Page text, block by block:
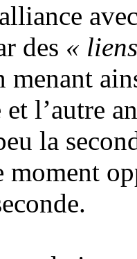
des «
menant
l’autre
la
moment